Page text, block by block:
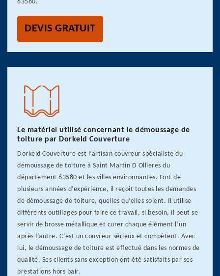
63580.
DEVIS GRATUIT
Le matériel utilisé concernant le démoussage de
toiture par Dorkeld Couverture
Dorkeld Couverture est l’artisan couvreur spécialiste du
démoussage de toiture à Saint Martin D Ollieres du
département 63580 et les villes environnantes. Fort de
plusieurs années d’expérience, il reçoit toutes les demandes
de démoussage de toiture, quelles qu’elles soient. Il utilise
différents outillages pour faire ce travail, si besoin, il peut se
servir de brosse métallique et curer chaque élément l’un
après l’autre. C’est un couvreur sérieux et compétent. Avec
lui, le démoussage de toiture est effectué dans les normes de
qualité. Ses clients sans exception ont été satisfaits par ses
prestations hors pair.